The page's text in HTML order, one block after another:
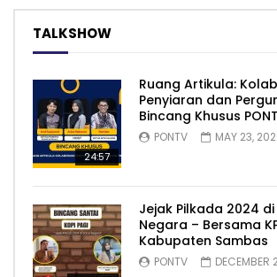
TALKSHOW
24:57
Ruang Artikula:
Penyiaran dan
Bincang Khusus
PONTV MAY 23,
Jejak Pilkada 2024
Negara – Bersama
Kabupaten Sambas
PONTV DECEMBER